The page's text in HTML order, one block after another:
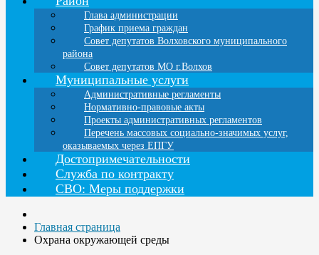
Глава администрации
График приема граждан
Совет депутатов Волховского муниципального
района
Совет депутатов МО г.Волхов
Муниципальные услуги
Административные регламенты
Нормативно-правовые акты
Проекты административных регламентов
Перечень массовых социально-значимых услуг,
оказываемых через ЕПГУ
Достопримечательности
Служба по контракту
СВО: Меры поддержки
Главная страница
Охрана окружающей среды